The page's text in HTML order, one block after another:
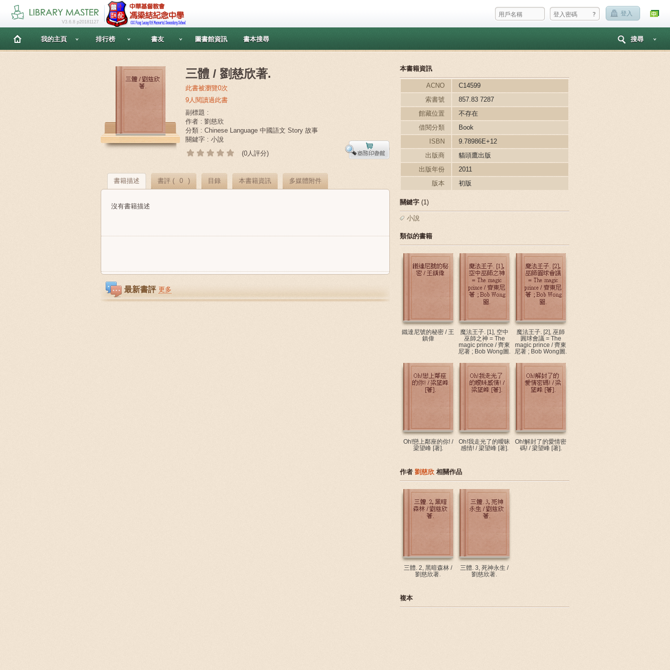
? 登入
V3.6.8 p20181127
我的主頁 排行榜 書友 圖書館資訊 書本搜尋 搜尋
三體 / 劉慈欣著.
此書被瀏覽0次
9人閱讀過此書
副標題 :
作者 : 劉慈欣
分類 : Chinese Language 中國語文 Story 故事
關鍵字 : 小說
(0人評分)
書籍描述 書評 ( 0 ) 目錄 本書籍資訊 多媒體附件
沒有書籍描述
最新書評 更多
本書籍資訊
ACNO
C14599
索書號
857.83 7287
館藏位置
不存在
借閱分類
Book
ISBN
9.78986E+12
出版商
貓頭鷹出版
出版年份
2011
版本
初版
關鍵字 (1)
小說
類似的書籍
鐵達尼號的秘密 / 王
鎮偉
魔法王子. [1], 空中
巫師之神 = The
magic prince / 齊東
尼著 ; Bob Wong圖.
魔法王子. [2], 巫師
圓球會議 = The
magic prince / 齊東
尼著 ; Bob Wong圖.
Oh!戀上鄰座的你! /
梁望峰 [著].
Oh!我走光了的曖昧
感情! / 梁望峰 [著].
Oh!解封了的愛情密
碼! / 梁望峰 [著].
作者 劉慈欣 相關作品
三體. 2, 黑暗森林 /
劉慈欣著.
三體. 3, 死神永生 /
劉慈欣著.
複本